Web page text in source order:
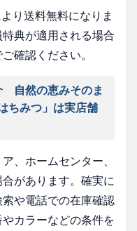
り送料無料になりま
典が適用される場合
確認ください。
自然の恵みそのま
ちみつ」は実店舗
、ホームセンター、
があります。確実に
や電話での在庫確認
カラーなどの条件を